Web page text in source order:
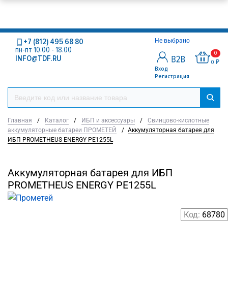
Не выбрано
Вход
Регистрация
0
0 ₽
+7 (812) 495 68 80
пн-пт 10.00 - 18.00
INFO@TDF.RU
Главная / Каталог / ИБП и аксессуары /
Свинцово-кислотные
аккумуляторные батареи ПРОМЕТЕЙ
/ Аккумуляторная батарея для
ИБП PROMETHEUS ENERGY РЕ1255L
Аккумуляторная батарея для ИБП
PROMETHEUS ENERGY РЕ1255L
Код: 68780